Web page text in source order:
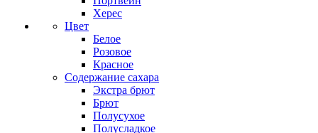
Херес
Цвет
Белое
Розовое
Красное
Содержание сахара
Экстра брют
Брют
Полусухое
Полусладкое